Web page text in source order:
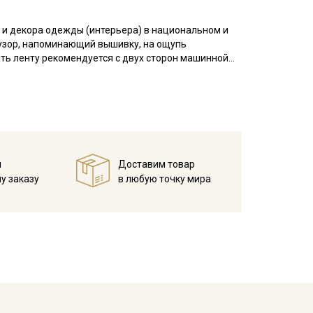
декора одежды (интерьера) в национальном и
напоминающий вышивку, на ощупь
ленту рекомендуется с двух сторон машинной
заказу
Доставим товар
в любую точку мира